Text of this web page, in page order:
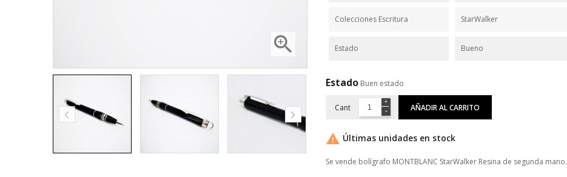

Colecciones Escritura StarWalker
Estado Bueno
Estado Buen estado
Cant AÑADIR AL CARRITO
 Últimas unidades en stock
Se vende bolígrafo MONTBLANC StarWalker Resina de segunda mano.